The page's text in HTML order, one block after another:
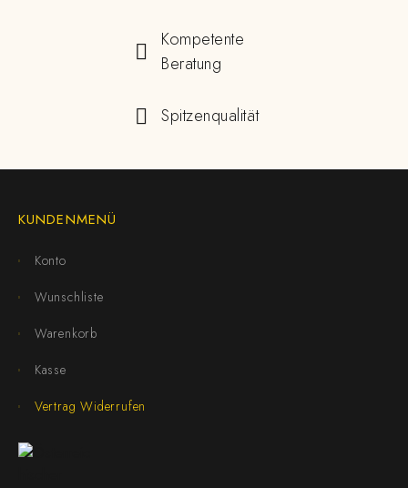
Kompetente
Beratung
Spitzenqualität
KUNDENMENÜ
Konto
Wunschliste
Warenkorb
Kasse
Vertrag Widerrufen